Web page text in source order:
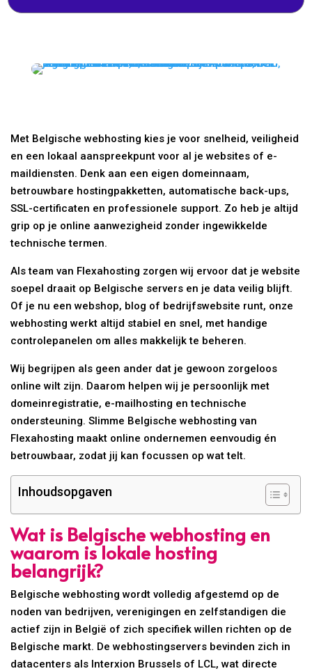
Met Belgische webhosting kies je voor snelheid, veiligheid
en een lokaal aanspreekpunt voor al je websites of e-
maildiensten. Denk aan een eigen domeinnaam,
betrouwbare hostingpakketten, automatische back-ups,
SSL-certificaten en professionele support. Zo heb je altijd
grip op je online aanwezigheid zonder ingewikkelde
technische termen.
Als team van Flexahosting zorgen wij ervoor dat je website
soepel draait op Belgische servers en je data veilig blijft.
Of je nu een webshop, blog of bedrijfswebsite runt, onze
webhosting werkt altijd stabiel en snel, met handige
controlepanelen om alles makkelijk te beheren.
Wij begrijpen als geen ander dat je gewoon zorgeloos
online wilt zijn. Daarom helpen wij je persoonlijk met
domeinregistratie, e-mailhosting en technische
ondersteuning. Slimme Belgische webhosting van
Flexahosting maakt online ondernemen eenvoudig én
betrouwbaar, zodat jij kan focussen op wat telt.
Inhoudsopgaven
Wat is Belgische webhosting en
waarom is lokale hosting
belangrijk?
Belgische webhosting wordt volledig afgestemd op de
noden van bedrijven, verenigingen en zelfstandigen die
actief zijn in België of zich specifiek willen richten op de
Belgische markt. De webhostingservers bevinden zich in
datacenters als Interxion Brussels of LCL, wat directe